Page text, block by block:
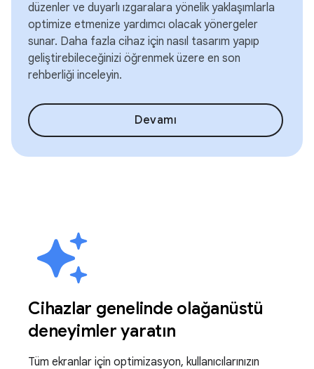
düzenler ve duyarlı ızgaralara yönelik yaklaşımlarla
optimize etmenize yardımcı olacak yönergeler
sunar. Daha fazla cihaz için nasıl tasarım yapıp
geliştirebileceğinizi öğrenmek üzere en son
rehberliği inceleyin.
Devamı
Cihazlar genelinde olağanüstü
deneyimler yaratın
Tüm ekranlar için optimizasyon, kullanıcılarınızın